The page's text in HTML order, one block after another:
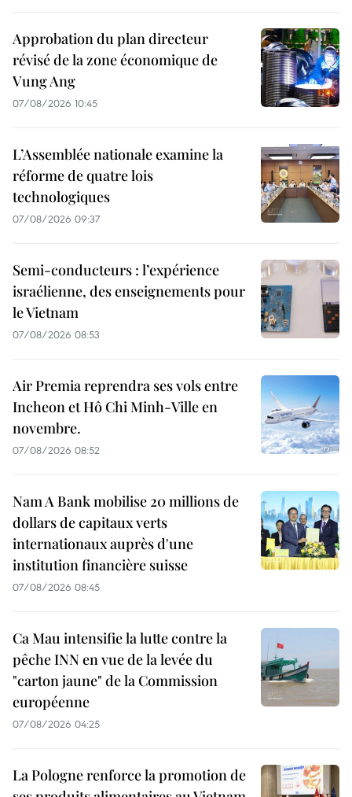
Approbation du plan directeur
révisé de la zone économique de
Vung Ang
07/08/2026 10:45
L’Assemblée nationale examine la
réforme de quatre lois
technologiques
07/08/2026 09:37
Semi-conducteurs : l’expérience
israélienne, des enseignements pour
le Vietnam
07/08/2026 08:53
Air Premia reprendra ses vols entre
Incheon et Hô Chi Minh-Ville en
novembre.
07/08/2026 08:52
Nam A Bank mobilise 20 millions de
dollars de capitaux verts
internationaux auprès d'une
institution financière suisse
07/08/2026 08:45
Ca Mau intensifie la lutte contre la
pêche INN en vue de la levée du
"carton jaune" de la Commission
européenne
07/08/2026 04:25
La Pologne renforce la promotion de